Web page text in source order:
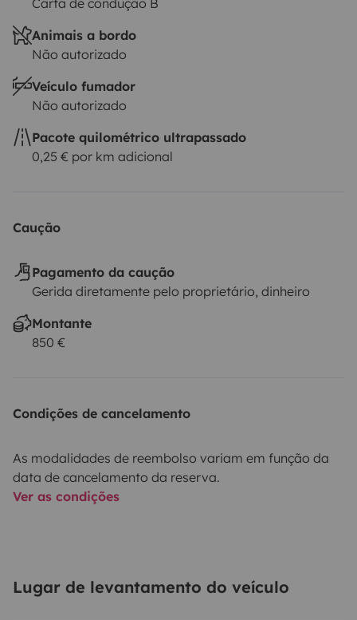
Carta de condução B
Animais a bordo
Não autorizado
Veículo fumador
Não autorizado
Pacote quilométrico ultrapassado
0,25 € por km adicional
Caução
Pagamento da caução
Gerida diretamente pelo proprietário, dinheiro
Montante
850 €
Condições de cancelamento
As modalidades de reembolso variam em função da
data de cancelamento da reserva.
Ver as condições
Lugar de levantamento do veículo